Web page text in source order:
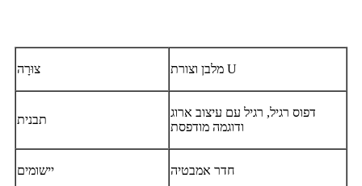
צוּרָה מלבן וצורת U
תבנית
דפוס רגיל, רגיל עם עיצוב ארוג
ודוגמה מודפסת
יישומים חדר אמבטיה